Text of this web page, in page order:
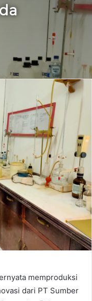
memproduksi
dari PT Sumber